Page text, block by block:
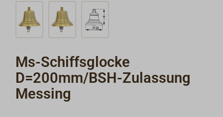
Ms-Schiffsglocke
D=200mm/BSH-Zulassung
Messing